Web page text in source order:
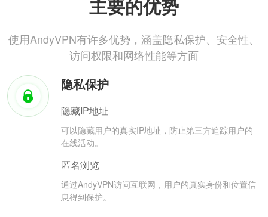
主要的优势
使用AndyVPN有许多优势，涵盖隐私保护、安全性、
访问权限和网络性能等方面
隐私保护
隐藏IP地址
可以隐藏用户的真实IP地址，防止第三方追踪用户的
在线活动。
匿名浏览
通过AndyVPN访问互联网，用户的真实身份和位置信
息得到保护。